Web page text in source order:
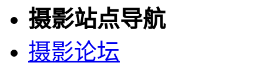
摄影站点导航
摄影论坛